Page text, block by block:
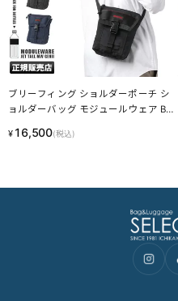
ブリーフィング ショルダーポーチ シ
ョルダーバッグ モジュールウェア BRI
¥ 16,500(税込)